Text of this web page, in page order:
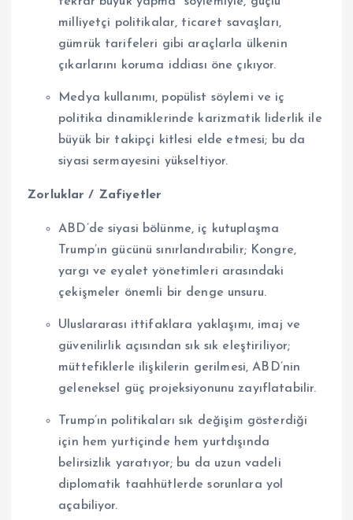
milliyetçi politikalar, ticaret savaşları,
gümrük tarifeleri gibi araçlarla ülkenin
çıkarlarını koruma iddiası öne çıkıyor.
Medya kullanımı, popülist söylemi ve iç
politika dinamiklerinde karizmatik liderlik ile
büyük bir takipçi kitlesi elde etmesi; bu da
siyasi sermayesini yükseltiyor.
Zorluklar / Zafiyetler
ABD’de siyasi bölünme, iç kutuplaşma
Trump’ın gücünü sınırlandırabilir; Kongre,
yargı ve eyalet yönetimleri arasındaki
çekişmeler önemli bir denge unsuru.
Uluslararası ittifaklara yaklaşımı, imaj ve
güvenilirlik açısından sık sık eleştiriliyor;
müttefiklerle ilişkilerin gerilmesi, ABD’nin
geleneksel güç projeksiyonunu zayıflatabilir.
Trump’ın politikaları sık değişim gösterdiği
için hem yurtiçinde hem yurtdışında
belirsizlik yaratıyor; bu da uzun vadeli
diplomatik taahhütlerde sorunlara yol
açabiliyor.